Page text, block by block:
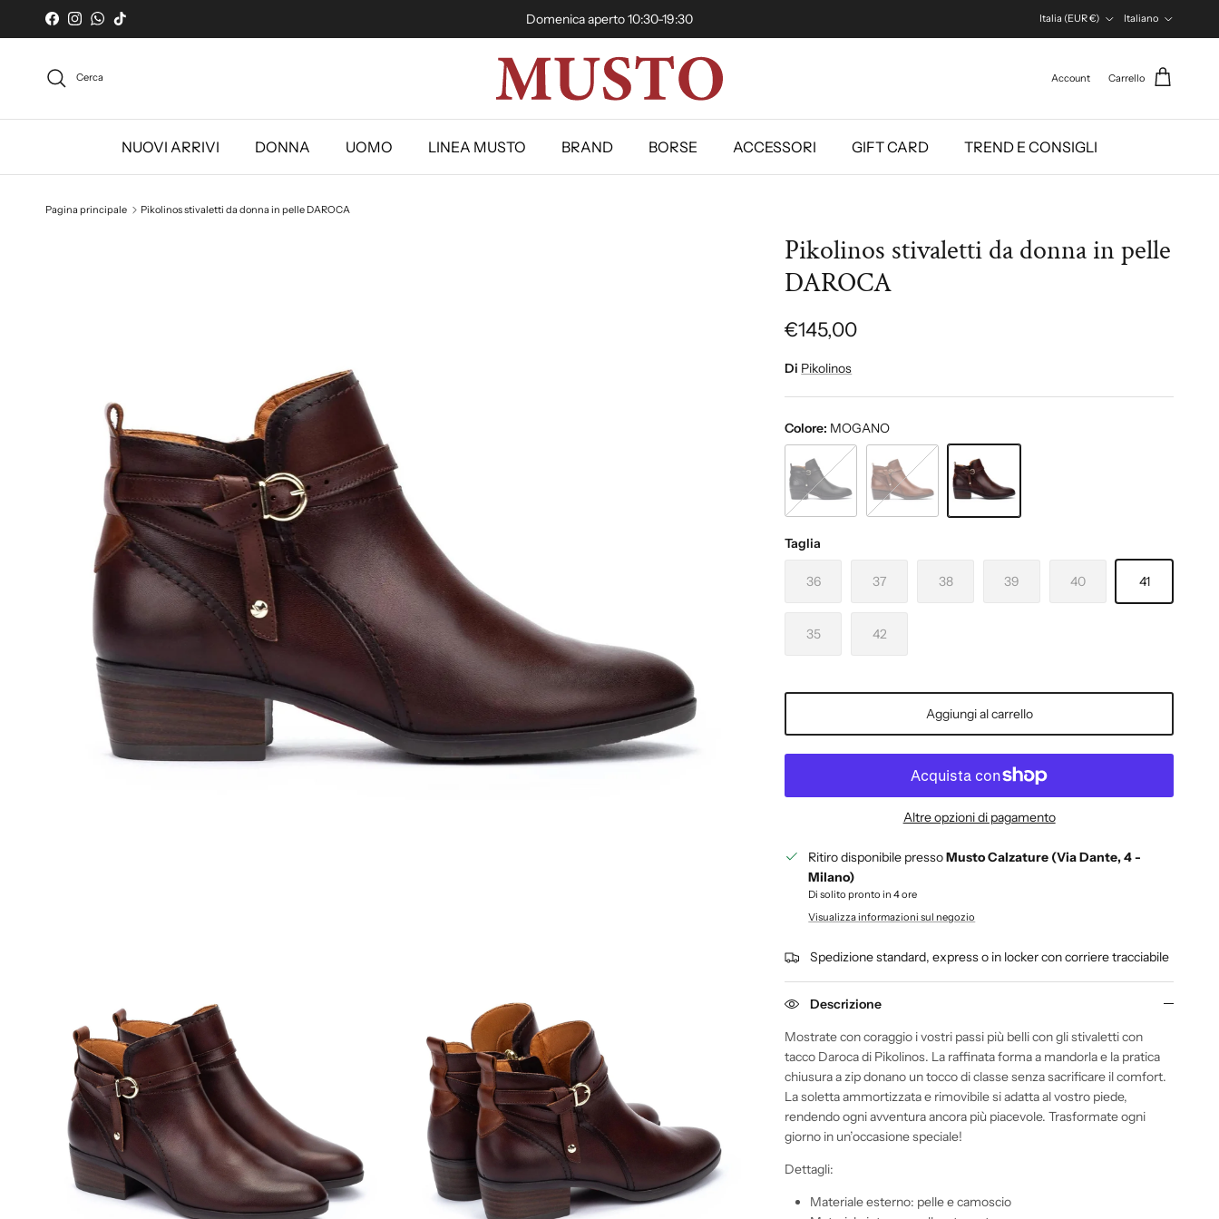
Passa ai contenuti
FacebookInstagram
WhatsApp
TikTok Domenica aperto 10:30-19:30
Italia (EUR €)
Italiano
Cerca Account Carrello
NUOVI ARRIVI DONNA UOMO LINEA MUSTO BRAND BORSE ACCESSORI GIFT CARD TREND E CONSIGLI
Pagina principale Pikolinos stivaletti da donna in pelle DAROCA
Pikolinos stivaletti da donna in pelle
DAROCA
€145,00
Di Pikolinos
Colore: MOGANO
Taglia
36 37 38 39 40 41
35 42
Aggiungi al carrello
Altre opzioni di pagamento
Ritiro disponibile pressoMusto Calzature (Via Dante, 4 -
Milano)
Di solito pronto in 4 ore
Visualizza informazioni sul negozio
Spedizione standard, express o in locker con corriere tracciabile
Descrizione
Mostrate con coraggio i vostri passi più belli con gli stivaletti con
tacco Daroca di Pikolinos. La raffinata forma a mandorla e la pratica
chiusura a zip donano un tocco di classe senza sacrificare il comfort.
La soletta ammortizzata e rimovibile si adatta al vostro piede,
rendendo ogni avventura ancora più piacevole. Trasformate ogni
giorno in un’occasione speciale!
Dettagli:
Materiale esterno: pelle e camoscio